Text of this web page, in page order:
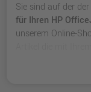
Sie sind auf der
für Ihren HP
unserem Online-